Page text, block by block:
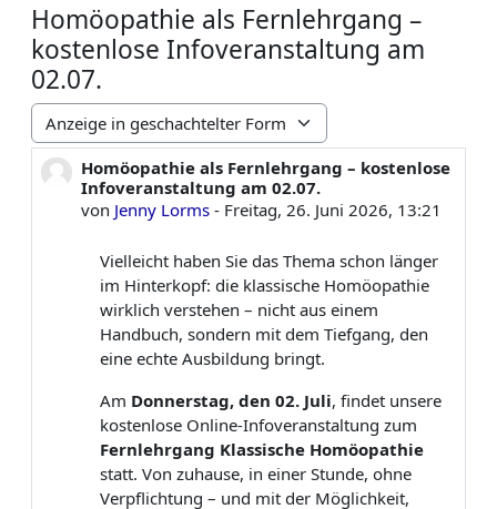
Homöopathie als Fernlehrgang –
kostenlose Infoveranstaltung am
02.07.
Anzeigemodus
Homöopathie als Fernlehrgang – kostenlose
Infoveranstaltung am 02.07.
von Jenny Lorms- Freitag, 26. Juni 2026, 13:21
Anzahl Antworten: 0
Vielleicht haben Sie das Thema schon länger
im Hinterkopf: die klassische Homöopathie
wirklich verstehen – nicht aus einem
Handbuch, sondern mit dem Tiefgang, den
eine echte Ausbildung bringt.
Am Donnerstag, den 02. Juli, findet unsere
kostenlose Online-Infoveranstaltung zum
Fernlehrgang Klassische Homöopathie
statt. Von zuhause, in einer Stunde, ohne
Verpflichtung – und mit der Möglichkeit,